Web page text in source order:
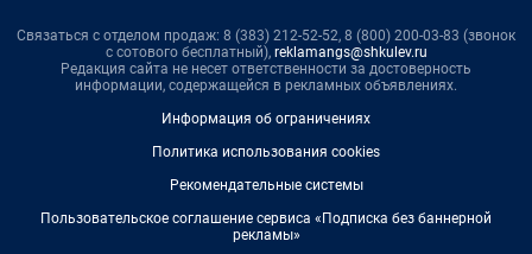
Связаться с отделом продаж: 8 (383) 212-52-52, 8 (800) 200-03-83 (звонок
с сотового бесплатный), reklamangs@shkulev.ru
Редакция сайта не несет ответственности за достоверность
информации, содержащейся в рекламных объявлениях.
Информация об ограничениях
Политика использования cookies
Рекомендательные системы
Пользовательское соглашение сервиса «Подписка без баннерной
рекламы»